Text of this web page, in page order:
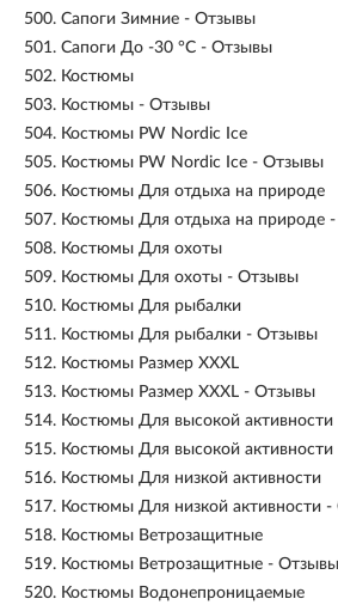
500. Сапоги Зимние - Отзывы
501. Сапоги До -30 °С - Отзывы
502. Костюмы
503. Костюмы - Отзывы
504. Костюмы PW Nordic Ice
505. Костюмы PW Nordic Ice - Отзывы
506. Костюмы Для отдыха на природе
507. Костюмы Для отдыха на природе
508. Костюмы Для охоты
509. Костюмы Для охоты - Отзывы
510. Костюмы Для рыбалки
511. Костюмы Для рыбалки - Отзывы
512. Костюмы Размер XXXL
513. Костюмы Размер XXXL - Отзывы
514. Костюмы Для высокой активности
515. Костюмы Для высокой
516. Костюмы Для низкой активности
517. Костюмы Для низкой активности
518. Костюмы Ветрозащитные
519. Костюмы Ветрозащитные - Отзывы
520. Костюмы Водонепроницаемые